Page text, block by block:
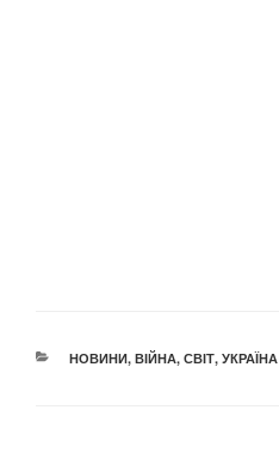
КАТЕГОРІЇ
НОВИНИ, ВІЙНА, СВІТ, УКРАЇНА